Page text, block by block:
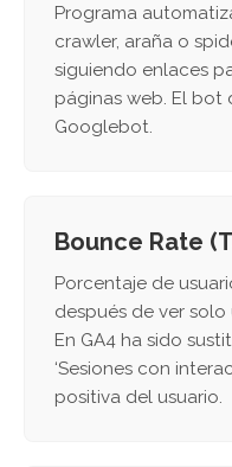
Programa
crawler, araña o
siguiendo enlaces
páginas web. El bot
Googlebot.
Bounce Rate
Porcentaje de
después de ver solo
En GA4 ha sido
‘Sesiones con
positiva del usuario.